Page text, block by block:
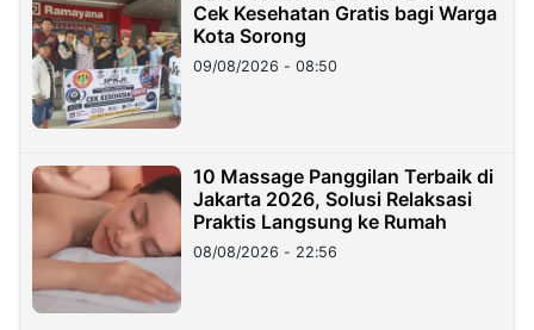
Cek Kesehatan Gratis bagi Warga
Kota Sorong
09/08/2026 - 08:50
10 Massage Panggilan Terbaik di
Jakarta 2026, Solusi Relaksasi
Praktis Langsung ke Rumah
08/08/2026 - 22:56